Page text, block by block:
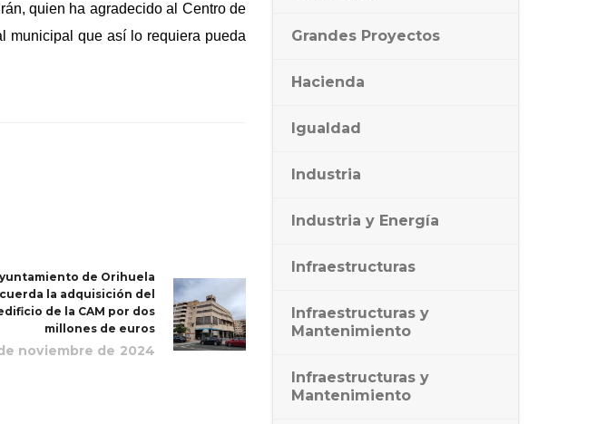
quien ha agradecido al Centro de
municipal que así lo requiera pueda
de Orihuela
la adquisición del
de la CAM por dos
millones de euros
noviembre de 2024
Grandes Proyectos
Hacienda
Igualdad
Industria
Industria y Energía
Infraestructuras
Infraestructuras y
Mantenimiento
Infraestructuras y
Mantenimiento